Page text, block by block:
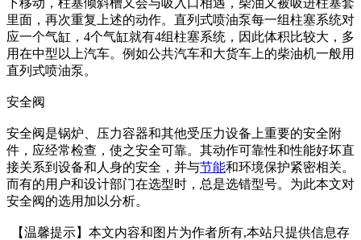
下移动，柱塞倾斜槽又会与吸入口相遇，柴油又被吸进柱塞套
里面，再次重复上述的动作。直列式喷油泵每一组柱塞系统对
应一个气缸，4个气缸就有4组柱塞系统，因此体积比较大，多
用在中型以上汽车。例如公共汽车和大货车上的柴油机一般用
直列式喷油泵。
安全阀
安全阀是锅炉、压力容器和其他受压力设备上重要的安全附
件，应经常检查，使之安全可靠。其动作可靠性和性能好坏直
接关系到设备和人身的安全，并与节能和环境保护紧密相关。
而有的用户和设计部门在选型时，总是选错型号。为此本文对
安全阀的选用加以分析。
【温馨提示】本文内容和图片为作者所有,本站只提供信息存